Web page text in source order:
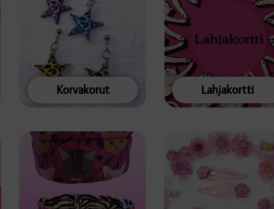
Korvakorut Lahjakortti